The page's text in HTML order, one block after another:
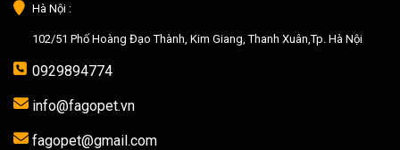
Hà Nội :
102/51 Phố Hoàng Đạo Thành, Kim Giang, Thanh Xuân,Tp. Hà Nội
0929894774
info@fagopet.vn
fagopet@gmail.com